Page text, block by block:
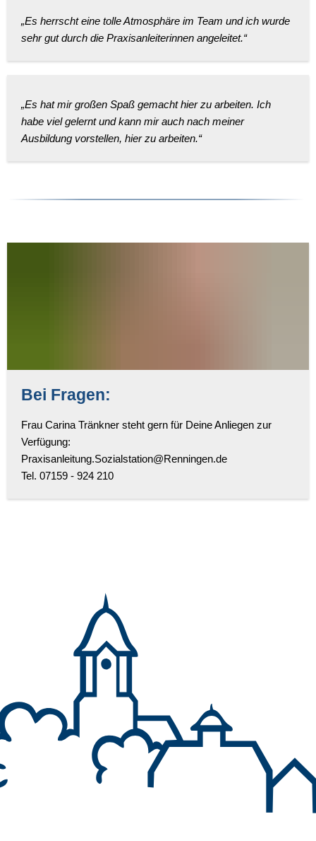
„Es herrscht eine tolle Atmosphäre im Team und ich wurde
sehr gut durch die Praxisanleiterinnen angeleitet.“
„Es hat mir großen Spaß gemacht hier zu arbeiten. Ich
habe viel gelernt und kann mir auch nach meiner
Ausbildung vorstellen, hier zu arbeiten.“
Bei Fragen:
Frau Carina Tränkner steht gern für Deine Anliegen zur
Verfügung:
Praxisanleitung.Sozialstation@Renningen.de
Tel. 07159 - 924 210